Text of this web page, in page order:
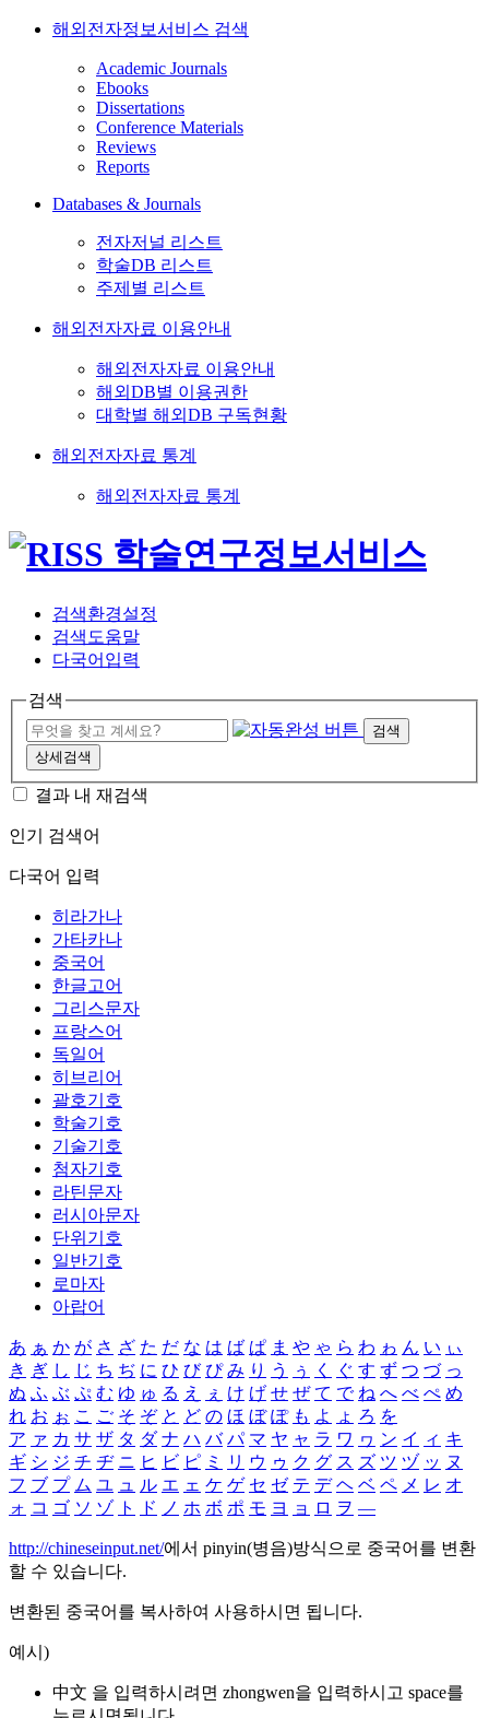
해외전자정보서비스 검색
Academic Journals
Ebooks
Dissertations
Conference Materials
Reviews
Reports
Databases & Journals
전자저널 리스트
학술DB 리스트
주제별 리스트
해외전자자료 이용안내
해외전자자료 이용안내
해외DB별 이용권한
대학별 해외DB 구독현황
해외전자자료 통계
해외전자자료 통계
검색환경설정
검색도움말
다국어입력
검색
검색
상세검색
결과 내 재검색
인기 검색어
다국어 입력
히라가나
가타카나
중국어
한글고어
그리스문자
프랑스어
독일어
히브리어
괄호기호
학술기호
기술기호
첨자기호
라틴문자
러시아문자
단위기호
일반기호
로마자
아랍어
あ ぁ か が さ ざ た だ な は ば ぱ ま や ゃ ら わ ゎ ん い ぃ
き ぎ し じ ち ぢ に ひ び ぴ み り う ぅ く ぐ す ず つ づ っ
ぬ ふ ぶ ぷ む ゆ ゅ る え ぇ け げ せ ぜ て で ね へ べ ぺ め
れ お ぉ こ ご そ ぞ と ど の ほ ぼ ぽ も よ ょ ろ を
ア ァ カ サ ザ タ ダ ナ ハ バ パ マ ヤ ャ ラ ワ ヮ ン イ ィ キ
ギ シ ジ チ ヂ ニ ヒ ビ ピ ミ リ ウ ゥ ク グ ス ズ ツ ヅ ッ ヌ
フ ブ プ ム ユ ュ ル エ ェ ケ ゲ セ ゼ テ デ ヘ ベ ペ メ レ オ
ォ コ ゴ ソ ゾ ト ド ノ ホ ボ ポ モ ヨ ョ ロ ヲ ―
http://chineseinput.net/에서 pinyin(병음)방식으로 중국어를 변환
할 수 있습니다.
변환된 중국어를 복사하여 사용하시면 됩니다.
예시)
中文 을 입력하시려면 zhongwen을 입력하시고 space를